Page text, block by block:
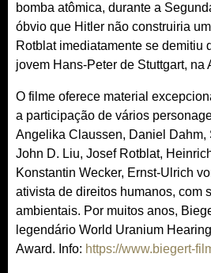
bomba atômica, durante a
óbvio que Hitler não construiria
Rotblat imediatamente se demitiu
jovem Hans-Peter de Stuttgart,
O filme oferece material
a participação de vários
Angelika Claussen, Daniel Dahm,
John D. Liu, Josef Rotblat,
Konstantin Wecker, Ernst-Ulrich
ativista de direitos humanos, com
ambientais. Por muitos anos,
legendário World Uranium
Award. Info: https://www.biegert-